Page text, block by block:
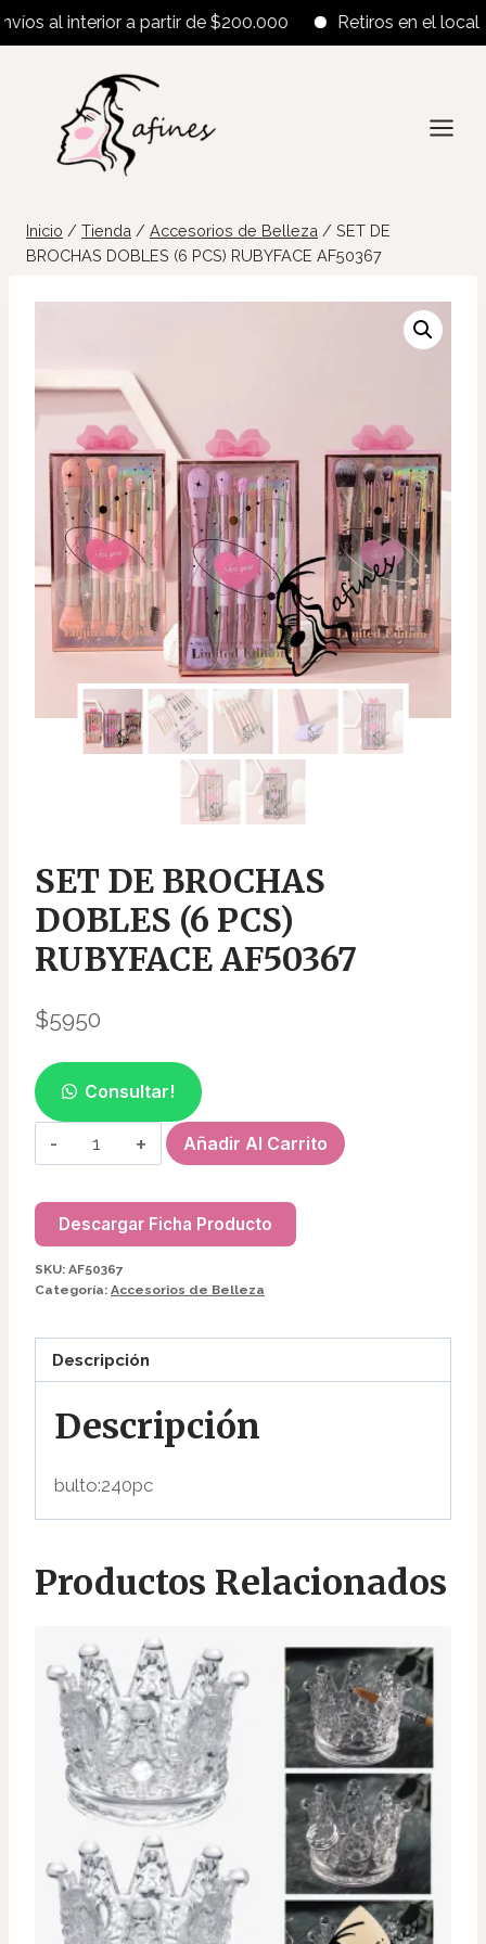
al interior a partir de $200.000 Retiros en el local a
contenido
Inicio / Tienda / Accesorios de Belleza / SET DE
BROCHAS DOBLES (6 PCS) RUBYFACE AF50367
SET DE BROCHAS
DOBLES (6 PCS)
RUBYFACE AF50367
$5950
Consultar!
SET
DE
DOBLES
(6
PCS)
AF50367
cantidad
Añadir Al Carrito
Descargar Ficha Producto
SKU: AF50367
Categoría: Accesorios de Belleza
Descripción
Descripción
bulto:240pc
Productos Relacionados